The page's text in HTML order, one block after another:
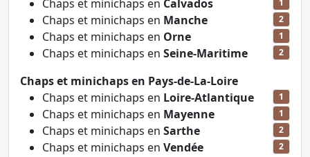
Chaps et minichaps en Calvados 1
Chaps et minichaps en Manche 2
Chaps et minichaps en Orne 1
Chaps et minichaps en Seine-Maritime 2
Chaps et minichaps en Pays-de-La-Loire
Chaps et minichaps en Loire-Atlantique 1
Chaps et minichaps en Mayenne 1
Chaps et minichaps en Sarthe 2
Chaps et minichaps en Vendée 2